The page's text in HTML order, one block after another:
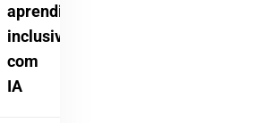
aprendizagem
inclusiva
com
IA